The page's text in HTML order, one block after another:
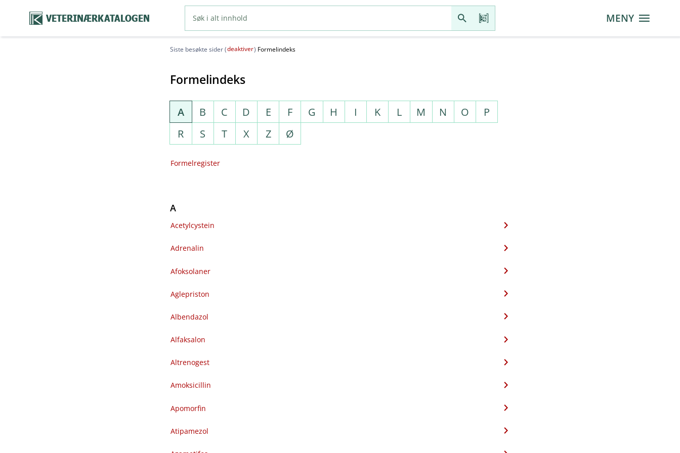
VETERINÆRKATALOGEN MENY
Siste besøkte sider (deaktiver) Formelindeks
Formelindeks
A B C D E F G H I K L M N O
P
R
S T X Z Ø
Formelregister
A
Acetylcystein
Adrenalin
Afoksolaner
Aglepriston
Albendazol
Alfaksalon
Altrenogest
Amoksicillin
Apomorfin
Atipamezol